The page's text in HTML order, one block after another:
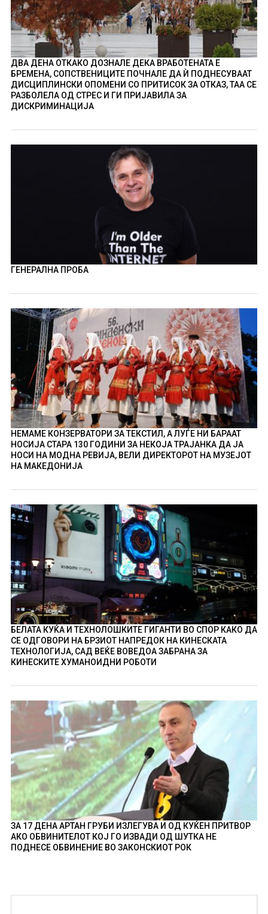
ДВА ДЕНА ОТКАКО ДОЗНАЛЕ ДЕКА ВРАБОТЕНАТА Е
БРЕМЕНА, СОПСТВЕНИЦИТЕ ПОЧНАЛЕ ДА Ѝ ПОДНЕСУВААТ
ДИСЦИПЛИНСКИ ОПОМЕНИ СО ПРИТИСОК ЗА ОТКАЗ, ТАА СЕ
РАЗБОЛЕЛА ОД СТРЕС И ГИ ПРИЈАВИЛА ЗА
ДИСКРИМИНАЦИЈА
ГЕНЕРАЛНА ПРОБА
НЕМАМЕ КОНЗЕРВАТОРИ ЗА ТЕКСТИЛ, А ЛУЃЕ НИ БАРААТ
НОСИЈА СТАРА 130 ГОДИНИ ЗА НЕКОЈА ТРАЈАНКА ДА ЈА
НОСИ НА МОДНА РЕВИЈА, ВЕЛИ ДИРЕКТОРОТ НА МУЗЕЈОТ
НА МАКЕДОНИЈА
БЕЛАТА КУЌА И ТЕХНОЛОШКИТЕ ГИГАНТИ ВО СПОР КАКО ДА
СЕ ОДГОВОРИ НА БРЗИОТ НАПРЕДОК НА КИНЕСКАТА
ТЕХНОЛОГИЈА, САД ВЕЌЕ ВОВЕДОА ЗАБРАНА ЗА
КИНЕСКИТЕ ХУМАНОИДНИ РОБОТИ
ЗА 17 ДЕНА АРТАН ГРУБИ ИЗЛЕГУВА И ОД КУЌЕН ПРИТВОР
АКО ОБВИНИТЕЛОТ КОЈ ГО ИЗВАДИ ОД ШУТКА НЕ
ПОДНЕСЕ ОБВИНЕНИЕ ВО ЗАКОНСКИОТ РОК